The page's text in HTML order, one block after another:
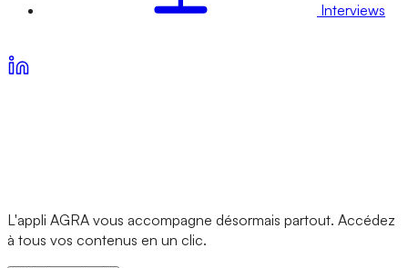
Interviews
L'appli AGRA vous accompagne désormais partout. Accédez
à tous vos contenus en un clic.